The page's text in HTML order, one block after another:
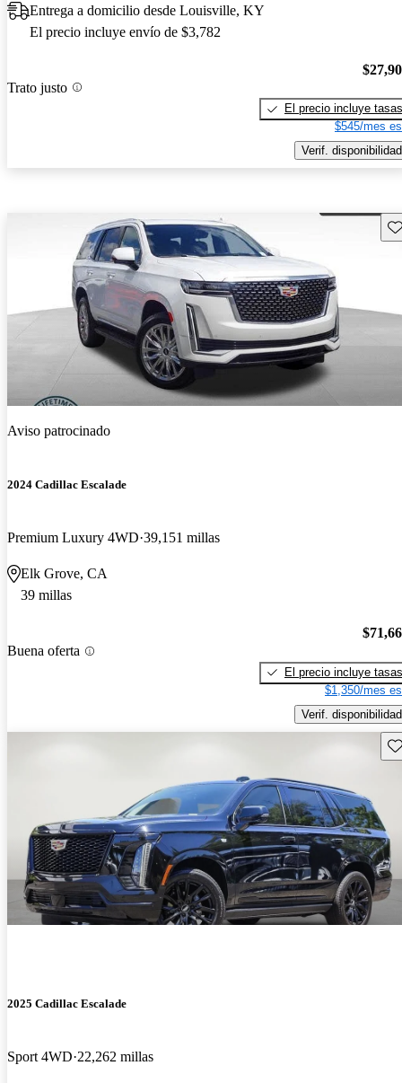
Entrega a domicilio desde Louisville, KY
El precio incluye envío de $3,782
Trato justo
El precio incluye tasas
$545/mes
Verif. disponibilidad
Aviso patrocinado
2024 Cadillac Escalade
Premium Luxury 4WD 39,151 millas
Elk Grove, CA
39 millas
Buena oferta
El precio incluye tasas
$1,350/mes
Verif. disponibilidad
2025 Cadillac Escalade
Sport 4WD 22,262 millas